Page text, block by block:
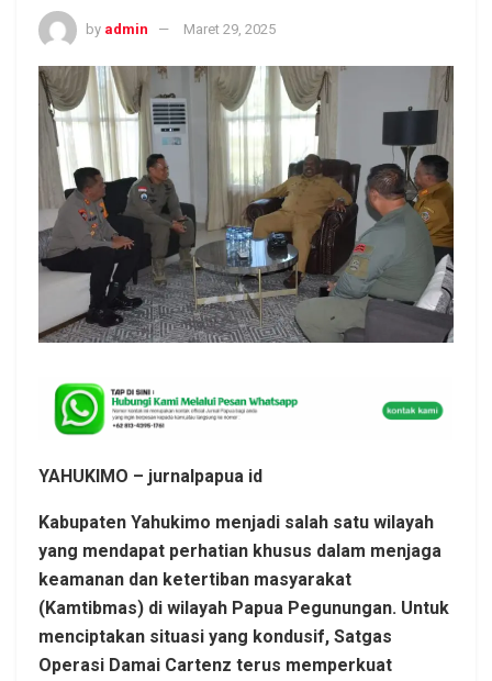
by admin Maret 29, 2025
YAHUKIMO – jurnalpapua id
Kabupaten Yahukimo menjadi salah satu wilayah
yang mendapat perhatian khusus dalam menjaga
keamanan dan ketertiban masyarakat
(Kamtibmas) di wilayah Papua Pegunungan. Untuk
menciptakan situasi yang kondusif, Satgas
Operasi Damai Cartenz terus memperkuat